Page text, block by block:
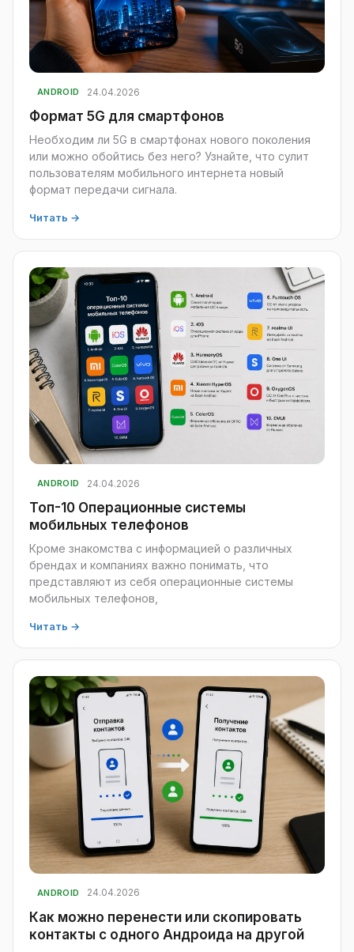
ANDROID 24.04.2026
Формат 5G для смартфонов
Необходим ли 5G в смартфонах нового поколения
или можно обойтись без него? Узнайте, что сулит
пользователям мобильного интернета новый
формат передачи сигнала.
Читать →
ANDROID 24.04.2026
Топ-10 Операционные системы
мобильных телефонов
Кроме знакомства с информацией о различных
брендах и компаниях важно понимать, что
представляют из себя операционные системы
мобильных телефонов,
Читать →
ANDROID 24.04.2026
Как можно перенести или скопировать
контакты с одного Андроида на другой